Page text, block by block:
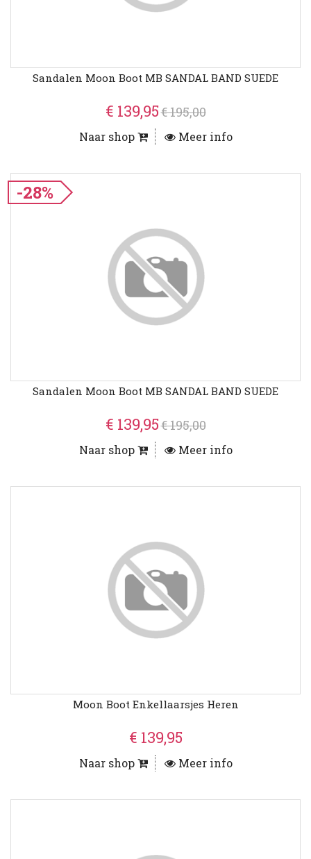
Sandalen Moon Boot MB SANDAL BAND SUEDE
€ 139,95€ 195,00
Naar shop Meer info
-28%
Sandalen Moon Boot MB SANDAL BAND SUEDE
€ 139,95€ 195,00
Naar shop Meer info
Moon Boot Enkellaarsjes Heren
€ 139,95
Naar shop Meer info